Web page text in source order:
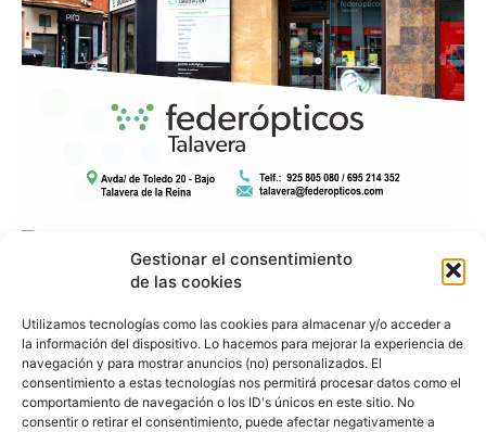
Gestionar el consentimiento
de las cookies
Utilizamos tecnologías como las cookies para almacenar y/o acceder a
la información del dispositivo. Lo hacemos para mejorar la experiencia de
navegación y para mostrar anuncios (no) personalizados. El
consentimiento a estas tecnologías nos permitirá procesar datos como el
comportamiento de navegación o los ID's únicos en este sitio. No
consentir o retirar el consentimiento, puede afectar negativamente a